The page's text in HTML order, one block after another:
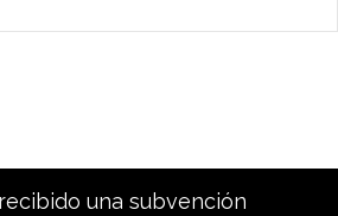
una subvención